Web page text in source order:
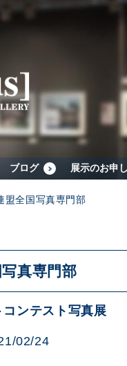
ブログ 展示のお申
盟全国写真専門部
写真専門部
ンテスト写真展
02/24